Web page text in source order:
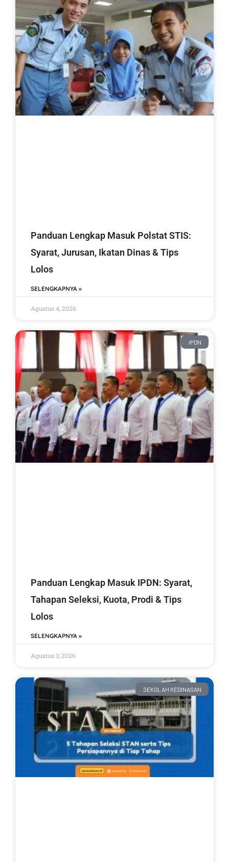
Panduan Lengkap Masuk Polstat STIS:
Syarat, Jurusan, Ikatan Dinas & Tips
Lolos
SELENGKAPNYA »
Agustus 4, 2026
IPDN
Panduan Lengkap Masuk IPDN: Syarat,
Tahapan Seleksi, Kuota, Prodi & Tips
Lolos
SELENGKAPNYA »
Agustus 3, 2026
SEKOLAH KEDINASAN